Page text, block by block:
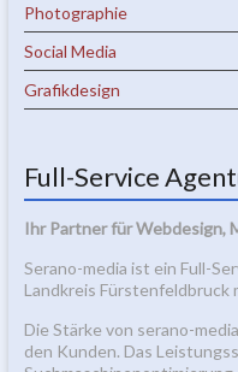
Photographie
Social Media
Grafikdesign
Full-Service
Ihr Partner für Webdesign,
Serano-media ist ein Full-
Landkreis Fürstenfeldbruck
Die Stärke von serano-
den Kunden. Das